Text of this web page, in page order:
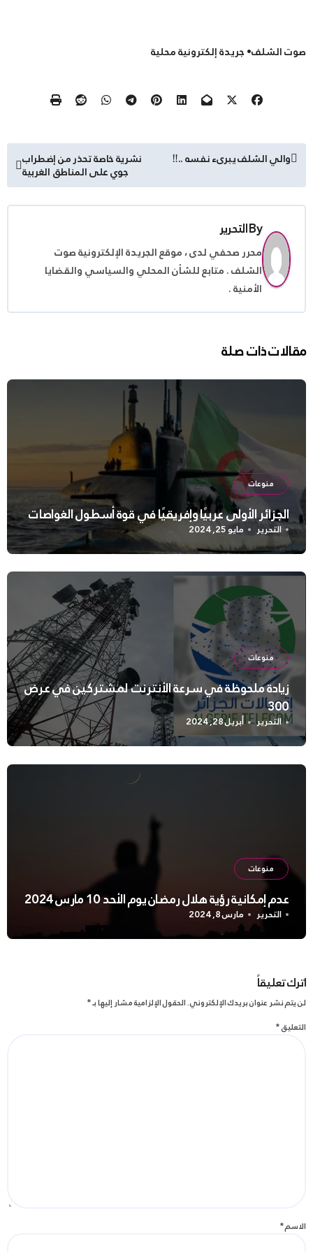
صوت الشلف• جريدة إلكترونية محلية
تصفّح
المقالات
والي الشلف يبرىء نفسه ..‼ نشرية خاصة تحذر من إضطراب
جوي على المناطق الغربية
Byالتحرير
محرر صحفي لدى ، موقع الجريدة الإلكترونية صوت
الشلف . متابع للشأن المحلي والسياسي والقضايا
الأمنية .
مقالات ذات صلة
منوعات
الجزائر الأولى عربيًا وإفريقيًا في قوة أسطول الغواصات
التحرير مايو 25, 2024
منوعات
زيادة ملحوظة في سرعة الأنترنت لمشتركين في عرض
300
التحرير أبريل 28, 2024
منوعات
عدم إمكانية رؤية هلال رمضان يوم الأحد 10 مارس 2024
التحرير مارس 8, 2024
اترك تعليقاً
لن يتم نشر عنوان بريدك الإلكتروني.الحقول الإلزامية مشار إليها بـ*
التعليق*
الاسم*